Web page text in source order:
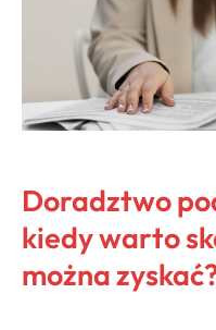
Doradztwo
kiedy warto
można